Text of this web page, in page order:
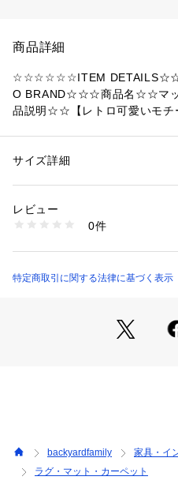
商品詳細
☆☆☆☆☆☆ITEM DETAILS☆☆
O BRAND☆☆☆商品名☆☆マ
品説明☆☆【レトロ可愛いモチ
ラル、エスニックなど色々な
りません。☆☆素材☆☆[マット]
レーヨン5%、その他5%☆[か
とは多少の誤差が生じる場合が
ったり、摩擦、水漏れなどに
ります。☆※お取り扱いの際は
イレマット エスニック レトロ
ット ドアマット 敷物 洗面所
性別：レディース
（玄関、トイレ、バス、キッチン）
4370000027080
サイズ詳細
レビュー
0件
特定商取引に関する法律に基づく表示
backyardfamily
家具・イ
ラグ・マット・カーペット